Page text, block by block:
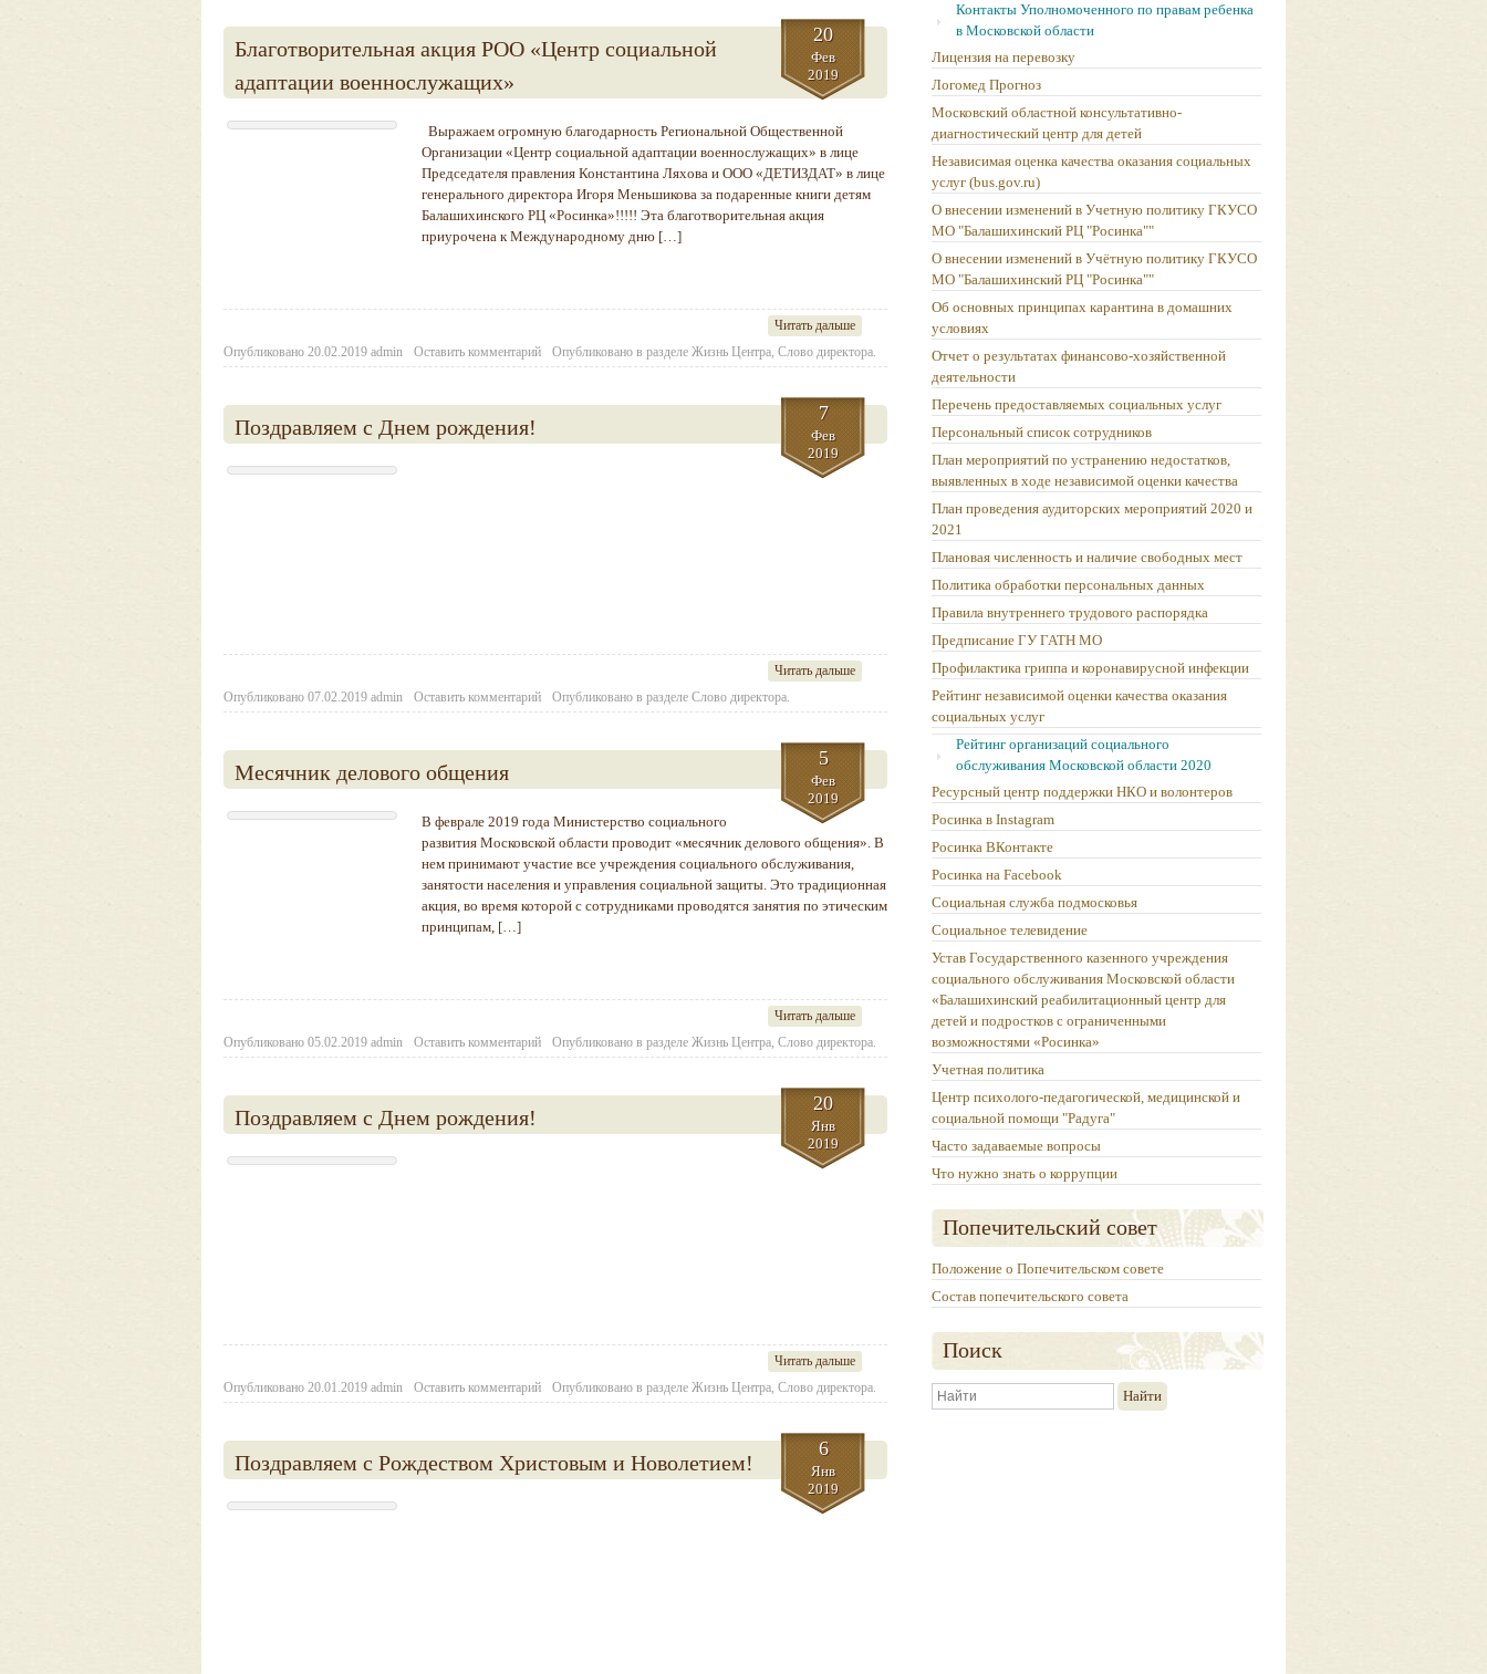
Благотворительная акция РОО «Центр социальной
адаптации военнослужащих»
20
Фев
2019
Выражаем огромную благодарность Региональной Общественной
Организации «Центр социальной адаптации военнослужащих» в лице
Председателя правления Константина Ляхова и ООО «ДЕТИЗДАТ» в лице
генерального директора Игоря Меньшикова за подаренные книги детям
Балашихинского РЦ «Росинка»!!!!! Эта благотворительная акция
приурочена к Международному дню […]
Читать дальше
Опубликовано 20.02.2019 admin Оставить комментарий Опубликовано в разделе Жизнь Центра, Слово директора.
Поздравляем с Днем рождения!
7
Фев
2019
Читать дальше
Опубликовано 07.02.2019 admin Оставить комментарий Опубликовано в разделе Слово директора.
Месячник делового общения
5
Фев
2019
В феврале 2019 года Министерство социального
развития Московской области проводит «месячник делового общения». В
нем принимают участие все учреждения социального обслуживания,
занятости населения и управления социальной защиты. Это традиционная
акция, во время которой с сотрудниками проводятся занятия по этическим
принципам, […]
Читать дальше
Опубликовано 05.02.2019 admin Оставить комментарий Опубликовано в разделе Жизнь Центра, Слово директора.
Поздравляем с Днем рождения!
20
Янв
2019
Читать дальше
Опубликовано 20.01.2019 admin Оставить комментарий Опубликовано в разделе Жизнь Центра, Слово директора.
Поздравляем с Рождеством Христовым и Новолетием!
6
Янв
2019
Контакты Уполномоченного по правам ребенка
в Московской области
Лицензия на перевозку
Логомед Прогноз
Московский областной консультативно-
диагностический центр для детей
Независимая оценка качества оказания социальных
услуг (bus.gov.ru)
О внесении изменений в Учетную политику ГКУСО
МО "Балашихинский РЦ "Росинка""
О внесении изменений в Учётную политику ГКУСО
МО "Балашихинский РЦ "Росинка""
Об основных принципах карантина в домашних
условиях
Отчет о результатах финансово-хозяйственной
деятельности
Перечень предоставляемых социальных услуг
Персональный список сотрудников
План мероприятий по устранению недостатков,
выявленных в ходе независимой оценки качества
План проведения аудиторских мероприятий 2020 и
2021
Плановая численность и наличие свободных мест
Политика обработки персональных данных
Правила внутреннего трудового распорядка
Предписание ГУ ГАТН МО
Профилактика гриппа и коронавирусной инфекции
Рейтинг независимой оценки качества оказания
социальных услуг
Рейтинг организаций социального
обслуживания Московской области 2020
Ресурсный центр поддержки НКО и волонтеров
Росинка в Instagram
Росинка ВКонтакте
Росинка на Facebook
Социальная служба подмосковья
Социальное телевидение
Устав Государственного казенного учреждения
социального обслуживания Московской области
«Балашихинский реабилитационный центр для
детей и подростков с ограниченными
возможностями «Росинка»
Учетная политика
Центр психолого-педагогической, медицинской и
социальной помощи "Радуга"
Часто задаваемые вопросы
Что нужно знать о коррупции
Попечительский совет
Положение о Попечительском совете
Состав попечительского совета
Поиск
Найти